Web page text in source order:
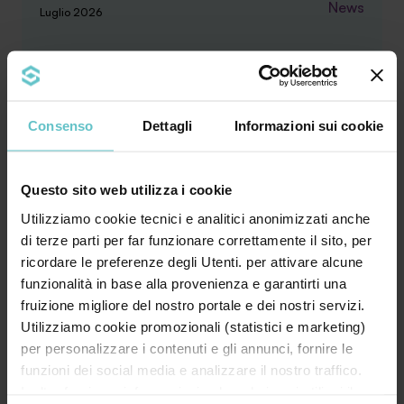
Consenso Dettagli Informazioni sui cookie
Questo sito web utilizza i cookie
Utilizziamo cookie tecnici e analitici anonimizzati anche
di terze parti per far funzionare correttamente il sito, per
ricordare le preferenze degli Utenti. per attivare alcune
funzionalità in base alla provenienza e garantirti una
fruizione migliore del nostro portale e dei nostri servizi.
Utilizziamo cookie promozionali (statistici e marketing)
per personalizzare i contenuti e gli annunci, fornire le
funzioni dei social media e analizzare il nostro traffico.
Luglio 2026 News
Finanza agevolata: il dizionario
essenziale per le imprese
credito d’imposta, rendicontazione… Il
linguaggio ...
Approfondisci